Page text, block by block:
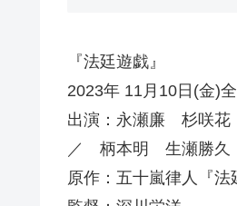
『法廷遊戯』
2023年 11月10日(金)
出演：永瀬廉 杉咲
／ 柄本明 生瀬勝
原作：五⼗嵐律⼈『法